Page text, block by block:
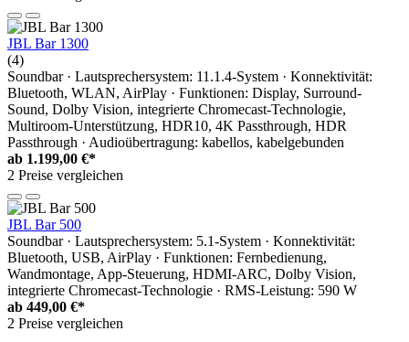
JBL Bar 1300
(4)
Soundbar · Lautsprechersystem: 11.1.4-System · Konnektivität:
Bluetooth, WLAN, AirPlay · Funktionen: Display, Surround-
Sound, Dolby Vision, integrierte Chromecast-Technologie,
Multiroom-Unterstützung, HDR10, 4K Passthrough, HDR
Passthrough · Audioübertragung: kabellos, kabelgebunden
ab 1.199,00 €*
2 Preise vergleichen
JBL Bar 500
Soundbar · Lautsprechersystem: 5.1-System · Konnektivität:
Bluetooth, USB, AirPlay · Funktionen: Fernbedienung,
Wandmontage, App-Steuerung, HDMI-ARC, Dolby Vision,
integrierte Chromecast-Technologie · RMS-Leistung: 590 W
ab 449,00 €*
2 Preise vergleichen